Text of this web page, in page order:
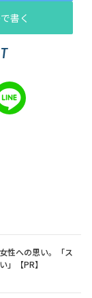
書く
性への思い。「ス
」【PR】